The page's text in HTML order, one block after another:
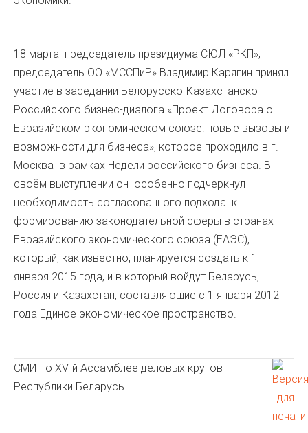
18 марта председатель президиума СЮЛ «РКП»,
председатель ОО «МССПиР» Владимир Карягин принял
участие в заседании Белорусско-Казахстанско-
Российского бизнес-диалога «Проект Договора о
Евразийском экономическом союзе: новые вызовы и
возможности для бизнеса», которое проходило в г.
Москва в рамках Недели российского бизнеса. В
своём выступлении он особенно подчеркнул
необходимость согласованного подхода к
формированию законодательной сферы в странах
Евразийского экономического союза (ЕАЭС),
который, как известно, планируется создать к 1
января 2015 года, и в который войдут Беларусь,
Россия и Казахстан, составляющие с 1 января 2012
года Единое экономическое пространство.
СМИ - о XV-й Ассамблее деловых кругов
Республики Беларусь